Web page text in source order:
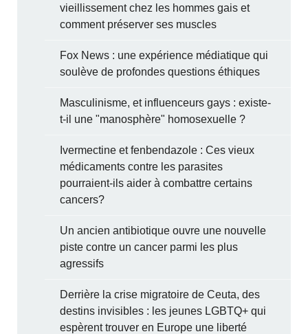
vieillissement chez les hommes gais et
comment préserver ses muscles
Fox News : une expérience médiatique qui
soulève de profondes questions éthiques
Masculinisme, et influenceurs gays : existe-
t-il une "manosphère" homosexuelle ?
Ivermectine et fenbendazole : Ces vieux
médicaments contre les parasites
pourraient-ils aider à combattre certains
cancers?
Un ancien antibiotique ouvre une nouvelle
piste contre un cancer parmi les plus
agressifs
Derrière la crise migratoire de Ceuta, des
destins invisibles : les jeunes LGBTQ+ qui
espèrent trouver en Europe une liberté